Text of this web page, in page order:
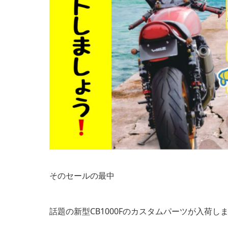
そのセールの最中
話題の新型CB1000Fのカスタムパーツが入荷し